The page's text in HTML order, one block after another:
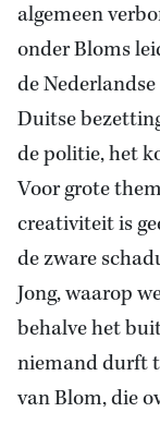
algemeen
onder Bloms
de
Duitse
de politie, het
Voor grote
creativiteit is
de zware
Jong, waarop
behalve het
niemand durft
van Blom, die